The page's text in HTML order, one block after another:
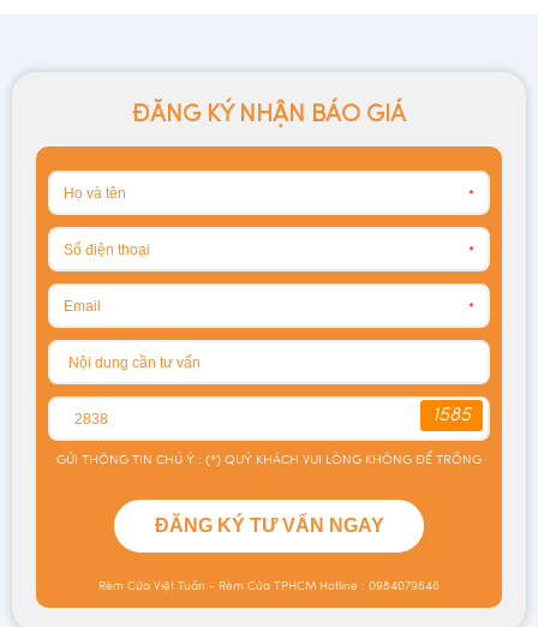
ĐĂNG KÝ NHẬN BÁO GIÁ
*
*
*
1585
GỬI THÔNG TIN CHÚ Ý : (*) QUÝ KHÁCH VUI LÒNG KHÔNG ĐỂ TRỐNG
ĐĂNG KÝ TƯ VẤN NGAY
Rèm Cửa Việt Tuấn - Rèm Cửa TPHCM Hotline : 0984079646